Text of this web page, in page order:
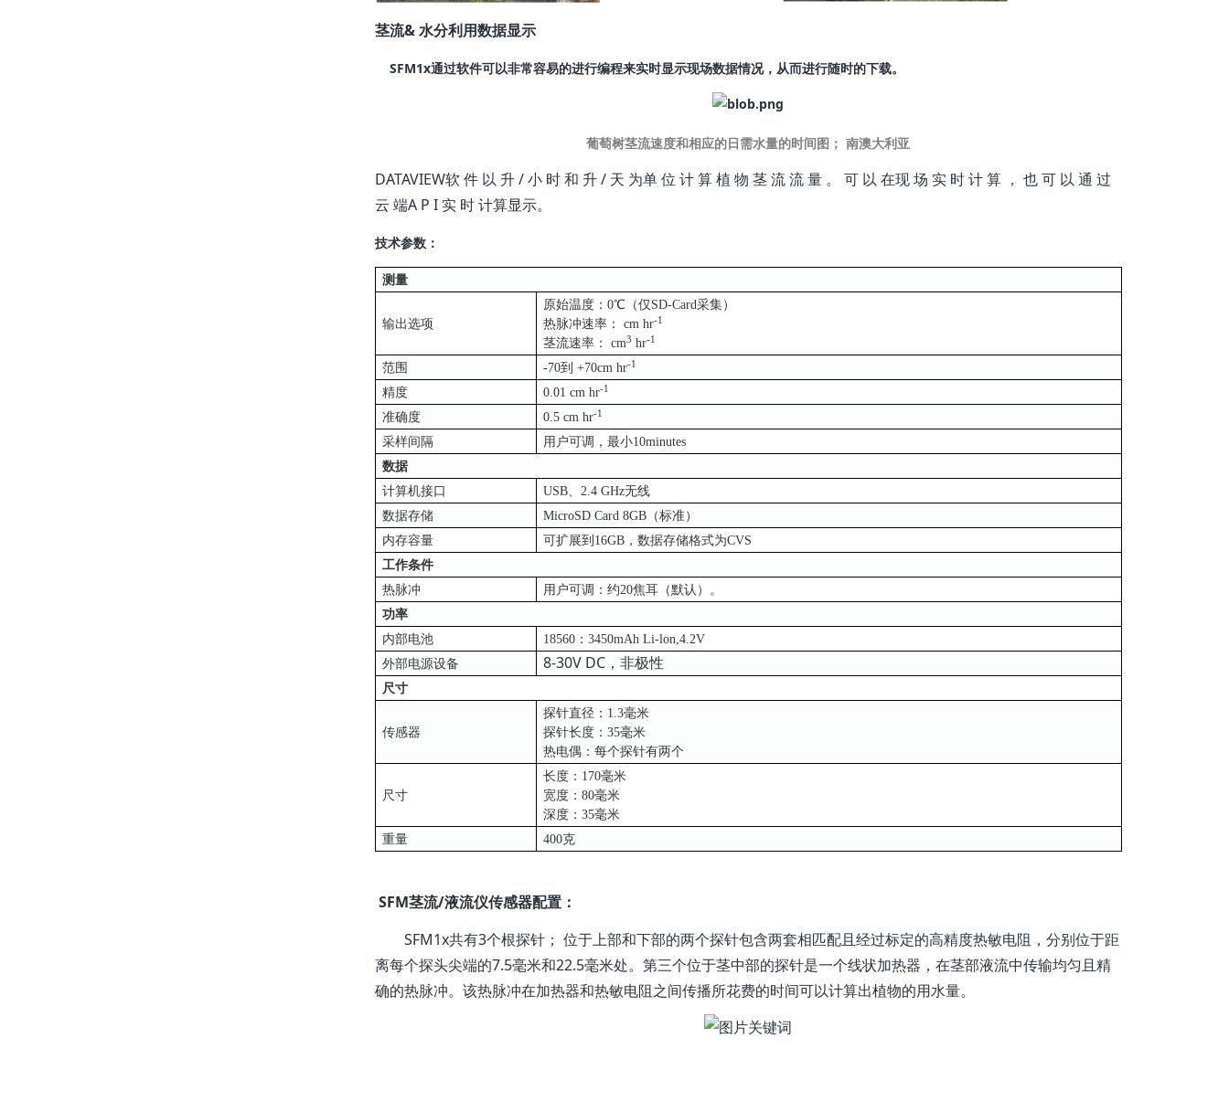
茎流& 水分利用数据显示
SFM1x通过软件可以非常容易的进行编程来实时显示现场数据情况，从而进行随时的下载。
葡萄树茎流速度和相应的日需水量的时间图； 南澳大利亚
DATAVIEW软 件 以 升 / 小 时 和 升 / 天 为单 位 计 算 植 物 茎 流 流 量 。 可 以 在现 场 实 时 计 算 ， 也 可 以 通 过
云 端A P I 实 时 计算显示。
技术参数：
测量
输出选项
原始温度：0℃（仅SD-Card采集）
热脉冲速率： cm hr-1
茎流速率： cm3 hr-1
范围 -70到 +70cm hr-1
精度 0.01 cm hr-1
准确度 0.5 cm hr-1
采样间隔
用户可调，最小10minutes
数据
计算机接口
USB、2.4 GHz无线
数据存储
MicroSD Card 8GB（标准）
内存容量
可扩展到16GB，数据存储格式为CVS
工作条件
热脉冲
用户可调：约20焦耳（默认）。
功率
内部电池
18560：3450mAh Li-lon,4.2V
外部电源设备
8-30V DC，非极性
尺寸
传感器
探针直径：1.3毫米
探针长度：35毫米
热电偶：每个探针有两个
尺寸
长度：170毫米
宽度：80毫米
深度：35毫米
重量
400克
SFM茎流/液流仪传感器配置：
SFM1x共有3个根探针； 位于上部和下部的两个探针包含两套相匹配且经过标定的高精度热敏电阻，分别位于距
离每个探头尖端的7.5毫米和22.5毫米处。第三个位于茎中部的探针是一个线状加热器，在茎部液流中传输均匀且精
确的热脉冲。该热脉冲在加热器和热敏电阻之间传播所花费的时间可以计算出植物的用水量。